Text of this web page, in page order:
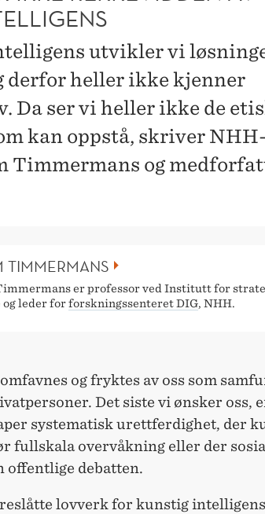
utvikler vi
derfor heller ikke kjenner
Da ser vi heller ikke de
kan oppstå, skriver NHH-
Timmermans og
TIMMERMANS
er professor ved Institutt for
og leder forforskningssenteret DIG, NHH.
og fryktes av oss som
Det siste vi ønsker oss,
systematisk urettferdighet, der
fullskala overvåkning eller der
offentlige debatten.
lovverk for kunstig